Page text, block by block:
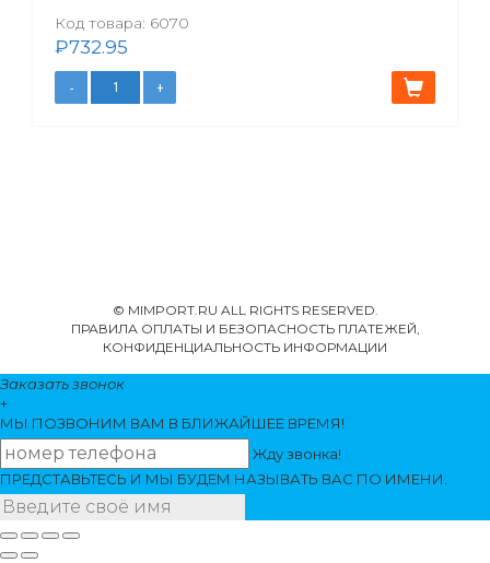
Код товара: 6070
₽732.95
© MIMPORT.RU ALL RIGHTS RESERVED.
ПРАВИЛА ОПЛАТЫ И БЕЗОПАСНОСТЬ ПЛАТЕЖЕЙ,
КОНФИДЕНЦИАЛЬНОСТЬ ИНФОРМАЦИИ
Заказать звонок
+
МЫ ПОЗВОНИМ ВАМ В БЛИЖАЙШЕЕ ВРЕМЯ!
Жду звонка!
ПРЕДСТАВЬТЕСЬ И МЫ БУДЕМ НАЗЫВАТЬ ВАС ПО ИМЕНИ.